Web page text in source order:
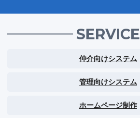
SERVICE
仲介向けシステム
管理向けシステム
ホームページ制作